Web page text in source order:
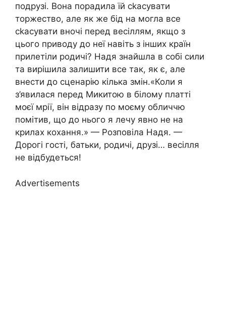
подрузі. Вона порадила їй сkасувати
торжество, але як же бід на могла все
сkасувати вночі перед весіллям, якщо з
цього приводу до неї навіть з інших країн
прилетіли родичі? Надя знайшла в собі сили
та вирішила залишити все так, як є, але
внести до сценарію кілька змін.«Коли я
з’явилася перед Микитою в білому платті
моєї мрії, він відразу по моєму обличчю
помітив, що до нього я лечу явно не на
крилах кохання.» — Розповіла Надя. —
Дорогі гості, батьки, родичі, друзі… весілля
не відбудеться!
Advertisements